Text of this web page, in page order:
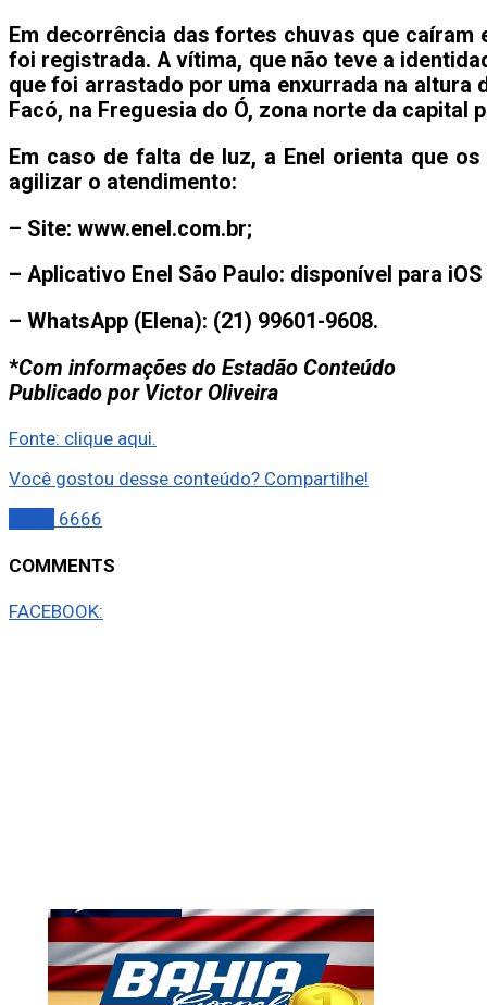
Em decorrência das fortes chuvas que caíram
foi registrada. A vítima, que não teve a
que foi arrastado por uma enxurrada na altura
Facó, na Freguesia do Ó, zona norte da capital
Em caso de falta de luz, a Enel orienta que
agilizar o atendimento:
– Site: www.enel.com.br;
– Aplicativo Enel São Paulo: disponível para
– WhatsApp (Elena): (21) 99601-9608.
*Com informações do Estadão Conteúdo
Publicado por Victor Oliveira
Fonte: clique aqui.
Você gostou desse conteúdo? Compartilhe!
6666
COMMENTS
FACEBOOK: